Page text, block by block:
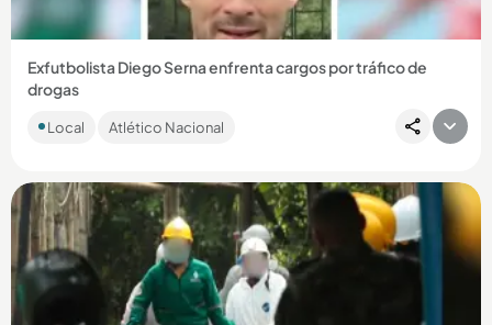
Exfutbolista Diego Serna enfrenta cargos por tráfico de
drogas
Estados Unidos, intentando ingresar pastillas de
Local Atlético Nacional
Compartir Noticia